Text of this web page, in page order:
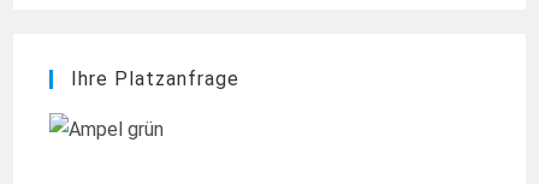
Ihre Platzanfrage